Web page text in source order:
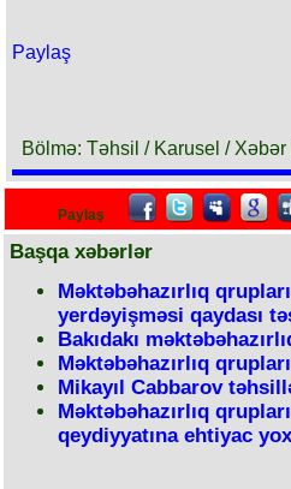
Paylaş
Bölmə: Təhsil / Karusel / Xəbər
Paylaş
Başqa xəbərlər
Məktəbəhazırlıq
yerdəyişməsi qaydası
Bakıdakı
Məktəbəhazırlıq
Mikayıl Cabbarov
Məktəbəhazırlıq
qeydiyyatına ehtiyac